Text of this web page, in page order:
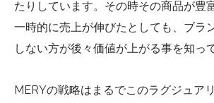
たりしています。その時その商品が豊
一時的に売上が伸びたとしても、ブラ
しない方が後々価値が上がる事を知っ
MERYの戦略はまるでこのラグジュア